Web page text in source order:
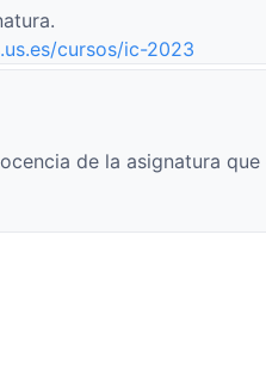
cursos/ic-2023
de la asignatura